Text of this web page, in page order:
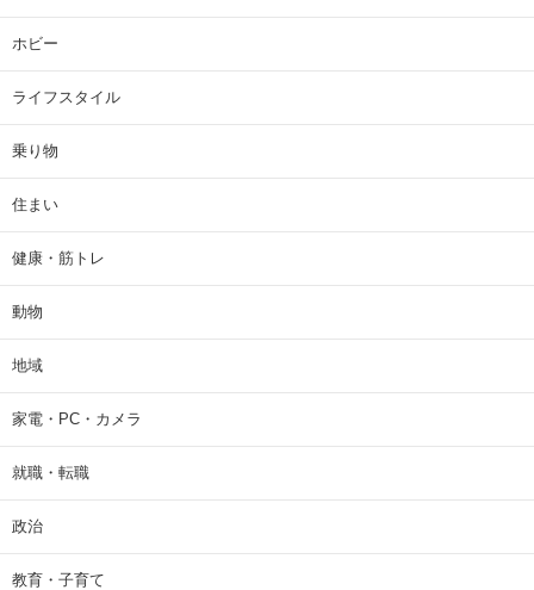
ホビー
ライフスタイル
乗り物
住まい
健康・筋トレ
動物
地域
家電・PC・カメラ
就職・転職
政治
教育・子育て